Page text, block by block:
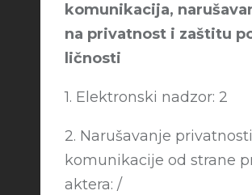
komunikacija,
na privatnost i zaštitu
ličnosti
1. Elektronski nadzor: 2
2. Narušavanje privatnosti
komunikacije od strane
aktera: /